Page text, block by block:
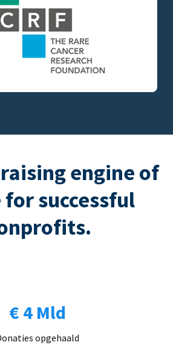
engine of
for successful
€ 4 Mld
opgehaald